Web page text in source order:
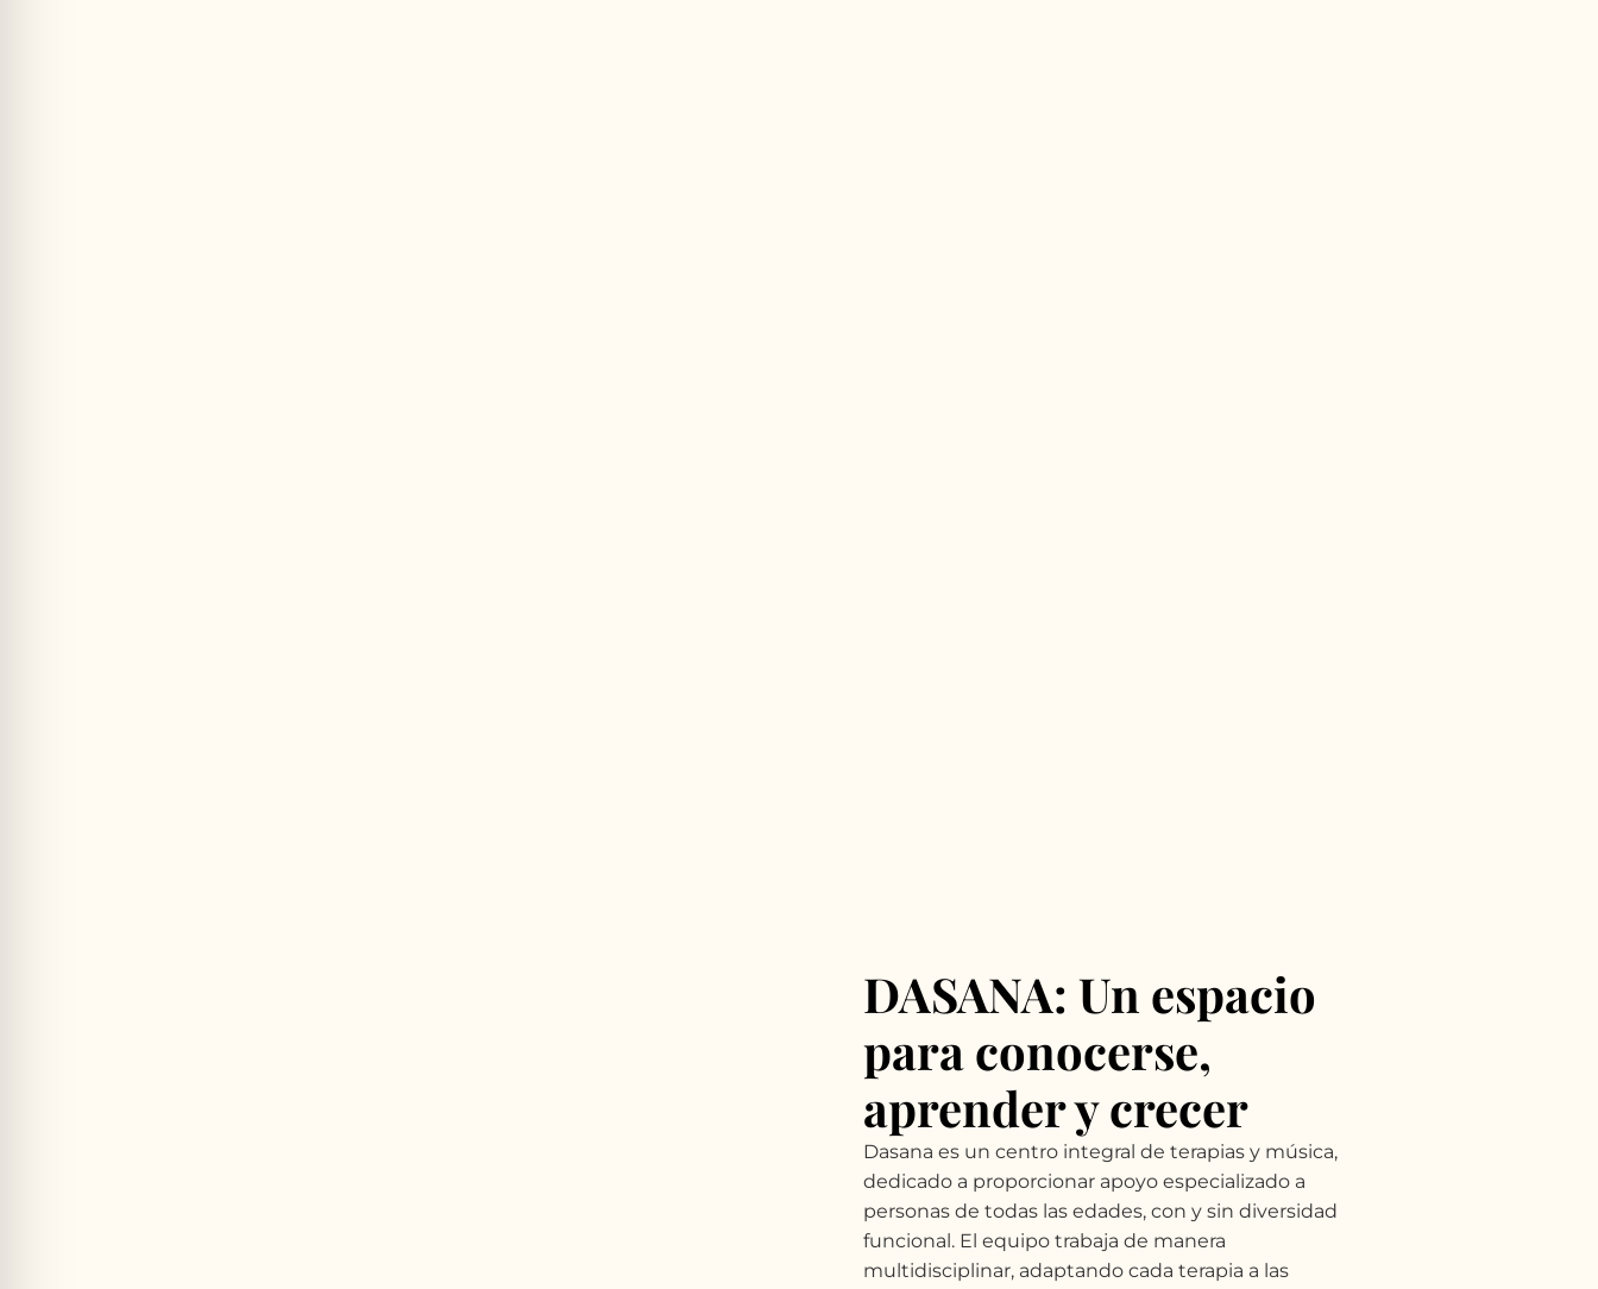
DASANA: Un espacio
para conocerse,
aprender y crecer
Dasana es un centro integral de terapias y música,
dedicado a proporcionar apoyo especializado a
personas de todas las edades, con y sin diversidad
funcional. El equipo trabaja de manera
multidisciplinar, adaptando cada terapia a las